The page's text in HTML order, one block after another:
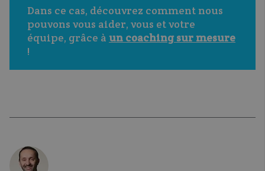
Dans ce cas, découvrez comment nous
pouvons vous aider, vous et votre
équipe, grâce à un coaching sur mesure
!